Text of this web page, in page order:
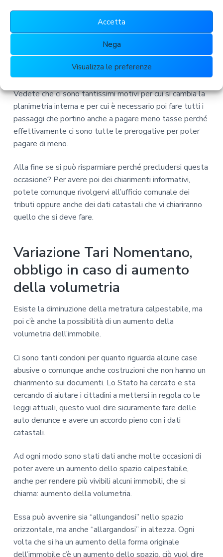
Accetta
Nega
Visualizza le preferenze
unaVariazione Tari Nomentanoperché ci sono impieghi
Alcuni locali commerciali vanno anche a murare questi
spazi perché essi non servono a nulla e perché si fa un
degli interni.
Vedete che ci sono tantissimi motivi per cui si cambia la
planimetria interna e per cui è necessario poi fare tutti i
passaggi che portino anche a pagare meno tasse perché
effettivamente ci sono tutte le prerogative per poter
pagare di meno.
Alla fine se si può risparmiare perché precludersi questa
occasione? Per avere poi dei chiarimenti informativi,
potete comunque rivolgervi all’ufficio comunale dei
tributi oppure anche dei dati catastali che vi chiariranno
quello che si deve fare.
Variazione Tari Nomentano,
obbligo in caso di aumento
della volumetria
Esiste la diminuzione della metratura calpestabile, ma
poi c’è anche la possibilità di un aumento della
volumetria dell’immobile.
Ci sono tanti condoni per quanto riguarda alcune case
abusive o comunque anche costruzioni che non hanno un
chiarimento sui documenti. Lo Stato ha cercato e sta
cercando di aiutare i cittadini a mettersi in regola co le
leggi attuali, questo vuol dire sicuramente fare delle
auto denunce e avere un accordo pieno con i dati
catastali.
Ad ogni modo sono stati dati anche molte occasioni di
poter avere un aumento dello spazio calpestabile,
anche per rendere più vivibili alcuni immobili, che si
chiama: aumento della volumetria.
Essa può avvenire sia “allungandosi” nello spazio
orizzontale, ma anche “allargandosi” in altezza. Ogni
volta che si ha un aumento della forma originale
dell’immobile c’è un aumento dello spazio, ciò vuol dire